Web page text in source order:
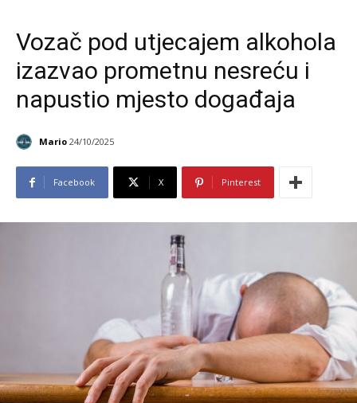
Vozač pod utjecajem alkohola
izazvao prometnu nesreću i
napustio mjesto događaja
Mario 24/10/2025
Facebook X Pinterest